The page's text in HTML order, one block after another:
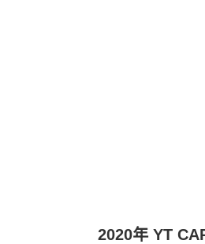
2020年 YT